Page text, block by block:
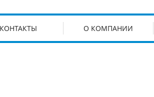
КОНТАКТЫ О КОМПАНИИ